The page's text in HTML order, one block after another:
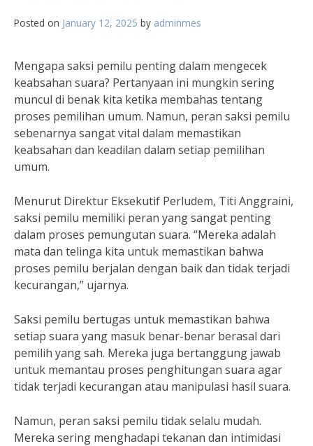
Posted on January 12, 2025 by adminmes
Mengapa saksi pemilu penting dalam mengecek
keabsahan suara? Pertanyaan ini mungkin sering
muncul di benak kita ketika membahas tentang
proses pemilihan umum. Namun, peran saksi pemilu
sebenarnya sangat vital dalam memastikan
keabsahan dan keadilan dalam setiap pemilihan
umum.
Menurut Direktur Eksekutif Perludem, Titi Anggraini,
saksi pemilu memiliki peran yang sangat penting
dalam proses pemungutan suara. “Mereka adalah
mata dan telinga kita untuk memastikan bahwa
proses pemilu berjalan dengan baik dan tidak terjadi
kecurangan,” ujarnya.
Saksi pemilu bertugas untuk memastikan bahwa
setiap suara yang masuk benar-benar berasal dari
pemilih yang sah. Mereka juga bertanggung jawab
untuk memantau proses penghitungan suara agar
tidak terjadi kecurangan atau manipulasi hasil suara.
Namun, peran saksi pemilu tidak selalu mudah.
Mereka sering menghadapi tekanan dan intimidasi